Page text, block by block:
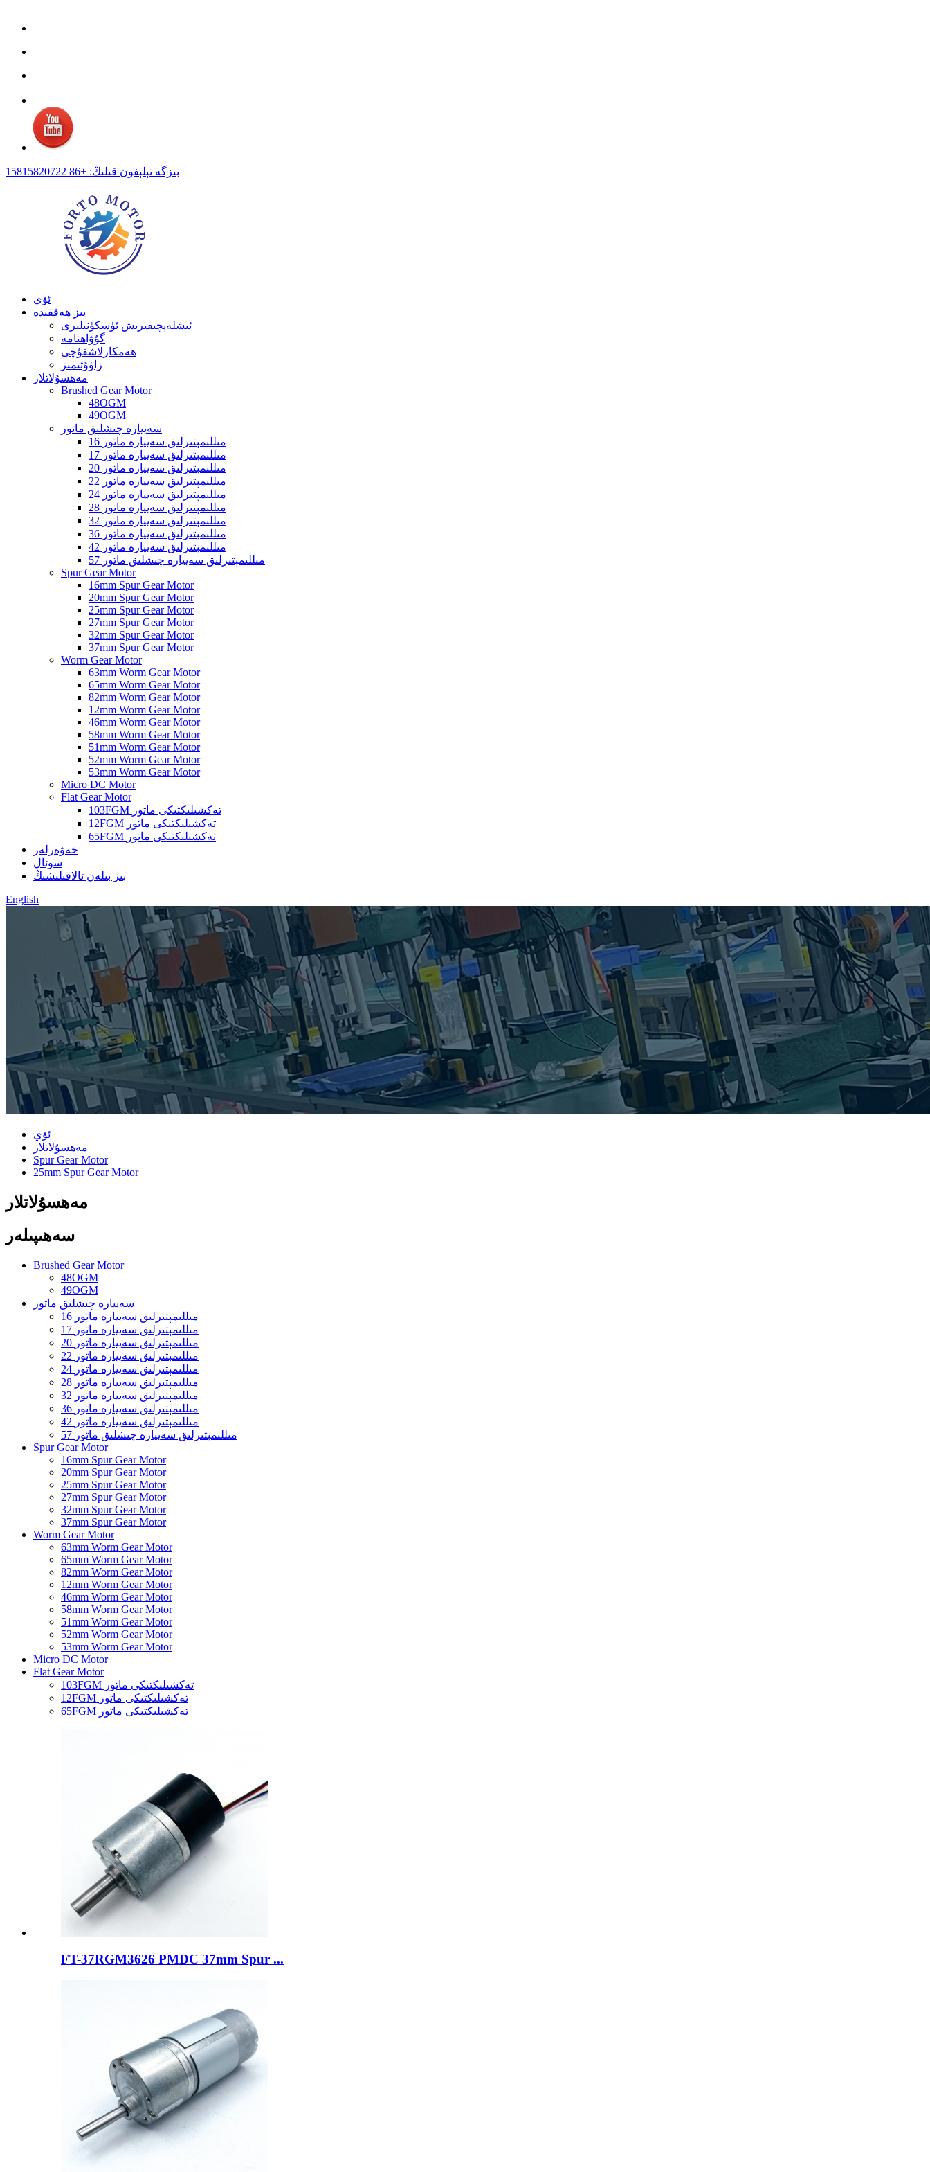
بىزگە تېلېفون قىلىڭ: +86 15815820722
ئۆي
بىز ھەققىدە
ئىشلەپچىقىرىش ئۈسكۈنىلىرى
گۇۋاھنامە
ھەمكارلاشقۇچى
زاۋۇتىمىز
مەھسۇلاتلار
Brushed Gear Motor
48OGM
49OGM
سەييارە چىشلىق ماتور
16 مىللىمېتىرلىق سەييارە ماتور
17 مىللىمېتىرلىق سەييارە ماتور
20 مىللىمېتىرلىق سەييارە ماتور
22 مىللىمېتىرلىق سەييارە ماتور
24 مىللىمېتىرلىق سەييارە ماتور
28 مىللىمېتىرلىق سەييارە ماتور
32 مىللىمېتىرلىق سەييارە ماتور
36 مىللىمېتىرلىق سەييارە ماتور
42 مىللىمېتىرلىق سەييارە ماتور
57 مىللىمېتىرلىق سەييارە چىشلىق ماتور
Spur Gear Motor
16mm Spur Gear Motor
20mm Spur Gear Motor
25mm Spur Gear Motor
27mm Spur Gear Motor
32mm Spur Gear Motor
37mm Spur Gear Motor
Worm Gear Motor
63mm Worm Gear Motor
65mm Worm Gear Motor
82mm Worm Gear Motor
12mm Worm Gear Motor
46mm Worm Gear Motor
58mm Worm Gear Motor
51mm Worm Gear Motor
52mm Worm Gear Motor
53mm Worm Gear Motor
Micro DC Motor
Flat Gear Motor
103FGM تەكشىلىكتىكى ماتور
12FGM تەكشىلىكتىكى ماتور
65FGM تەكشىلىكتىكى ماتور
خەۋەرلەر
سوئال
بىز بىلەن ئالاقىلىشىڭ
English
ئۆي
مەھسۇلاتلار
Spur Gear Motor
25mm Spur Gear Motor
مەھسۇلاتلار
سەھىپىلەر
Brushed Gear Motor
48OGM
49OGM
سەييارە چىشلىق ماتور
16 مىللىمېتىرلىق سەييارە ماتور
17 مىللىمېتىرلىق سەييارە ماتور
20 مىللىمېتىرلىق سەييارە ماتور
22 مىللىمېتىرلىق سەييارە ماتور
24 مىللىمېتىرلىق سەييارە ماتور
28 مىللىمېتىرلىق سەييارە ماتور
32 مىللىمېتىرلىق سەييارە ماتور
36 مىللىمېتىرلىق سەييارە ماتور
42 مىللىمېتىرلىق سەييارە ماتور
57 مىللىمېتىرلىق سەييارە چىشلىق ماتور
Spur Gear Motor
16mm Spur Gear Motor
20mm Spur Gear Motor
25mm Spur Gear Motor
27mm Spur Gear Motor
32mm Spur Gear Motor
37mm Spur Gear Motor
Worm Gear Motor
63mm Worm Gear Motor
65mm Worm Gear Motor
82mm Worm Gear Motor
12mm Worm Gear Motor
46mm Worm Gear Motor
58mm Worm Gear Motor
51mm Worm Gear Motor
52mm Worm Gear Motor
53mm Worm Gear Motor
Micro DC Motor
Flat Gear Motor
103FGM تەكشىلىكتىكى ماتور
12FGM تەكشىلىكتىكى ماتور
65FGM تەكشىلىكتىكى ماتور
FT-37RGM3626 PMDC 37mm Spur ...